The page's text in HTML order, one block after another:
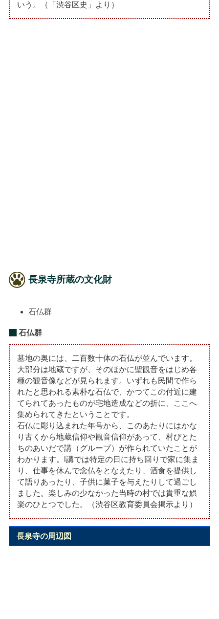
いう。（「渋谷区史」より）
長泉寺所蔵の文化財
石仏群
石仏群
墓地の奥には、二百数十体の石仏が並んでいます。
大部分は地蔵ですが、そのほかに聖観音をはじめ各
種の観音像などが見られます。いずれも民間で作ら
れたと思われる素朴な石仏で、かつてこの付近に建
てられてあったものが宅地造成などの折に、ここへ
集められてきたということです。
石仏に彫り込まれた年号から、このあたりにはかな
り古くから地蔵信仰や観音信仰があって、村びとた
ちのあいだで講（グループ）が作られていたことが
わかります。l講では特定の日に持ち回りで家に集ま
り、仕事を休んで念仏をとなえたり、酒食を提供し
て語りあったり、子供に菓子を与えたりして過ごし
ました。楽しみの少なかった当時の村では貴重な娯
楽のひとつでした。（渋谷区教育委員会掲示より）
長泉寺の周辺図